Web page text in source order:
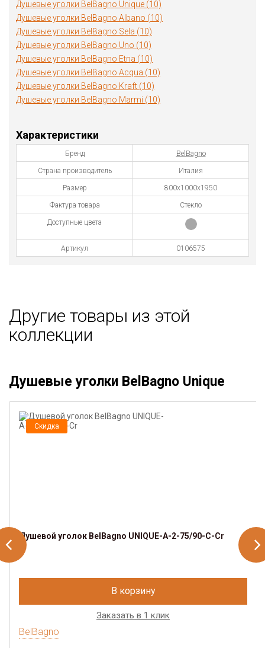
Душевые уголки BelBagno Unique (10)
Душевые уголки BelBagno Albano (10)
Душевые уголки BelBagno Sela (10)
Душевые уголки BelBagno Uno (10)
Душевые уголки BelBagno Etna (10)
Душевые уголки BelBagno Acqua (10)
Душевые уголки BelBagno Kraft (10)
Душевые уголки BelBagno Marmi (10)
Характеристики
Бренд BelBagno
Страна производитель Италия
Размер 800х1000х1950
Фактура товара Стекло
Доступные цвета
Артикул 0106575
Другие товары из этой
коллекции
Душевые уголки BelBagno Unique
Скидка
Душевой уголок BelBagno UNIQUE-A-2-75/90-C-Cr
В корзину
Заказать в 1 клик
BelBagno